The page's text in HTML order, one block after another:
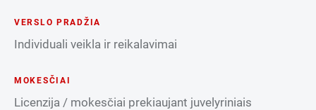
VERSLO PRADŽIA
Individuali veikla ir reikalavimai
MOKESČIAI
Licenzija / mokesčiai prekiaujant juvelyriniais